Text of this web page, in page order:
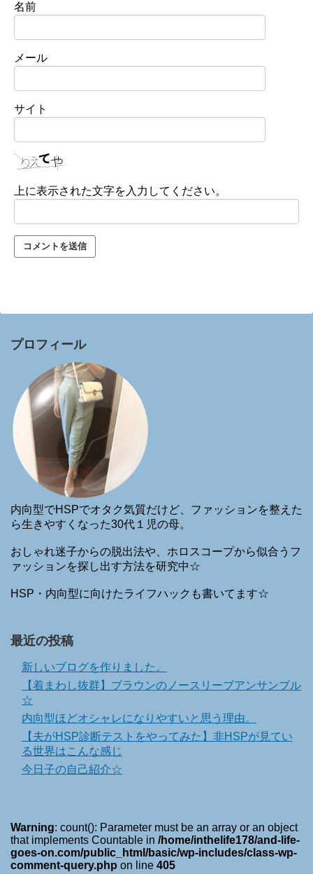
名前
メール
サイト
上に表示された文字を入力してください。
プロフィール
内向型でHSPでオタク気質だけど、ファッションを整えた
ら生きやすくなった30代１児の母。
おしゃれ迷子からの脱出法や、ホロスコープから似合うフ
ァッションを探し出す方法を研究中☆
HSP・内向型に向けたライフハックも書いてます☆
最近の投稿
新しいブログを作りました。
【着まわし抜群】ブラウンのノースリーブアンサンブル
☆
内向型ほどオシャレになりやすいと思う理由。
【夫がHSP診断テストをやってみた】非HSPが見てい
る世界はこんな感じ
今日子の自己紹介☆
Warning: count(): Parameter must be an array or an object
that implements Countable in /home/inthelife178/and-life-
goes-on.com/public_html/basic/wp-includes/class-wp-
comment-query.php on line 405